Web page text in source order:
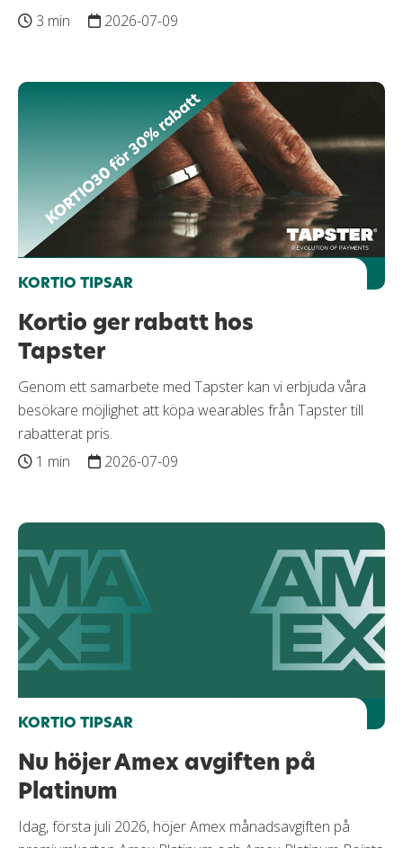
3 min
2026-07-09
KORTIO TIPSAR
Kortio ger rabatt hos
Tapster
Genom ett samarbete med Tapster kan vi erbjuda våra
besökare möjlighet att köpa wearables från Tapster till
rabatterat pris.
1 min
2026-07-09
KORTIO TIPSAR
Nu höjer Amex avgiften på
Platinum
Idag, första juli 2026, höjer Amex månadsavgiften på